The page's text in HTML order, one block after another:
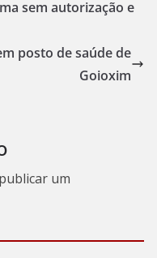
sem autorização e
posto de saúde de
Goioxim
um